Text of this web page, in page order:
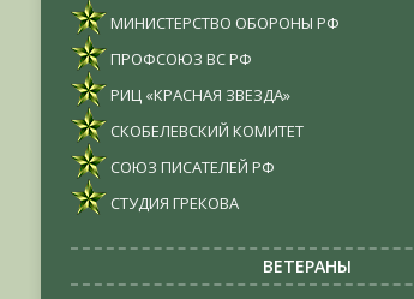
МИНИСТЕРСТВО ОБОРОНЫ РФ
ПРОФСОЮЗ ВС РФ
РИЦ «КРАСНАЯ ЗВЕЗДА»
СКОБЕЛЕВСКИЙ КОМИТЕТ
СОЮЗ ПИСАТЕЛЕЙ РФ
СТУДИЯ ГРЕКОВА
ВЕТЕРАНЫ